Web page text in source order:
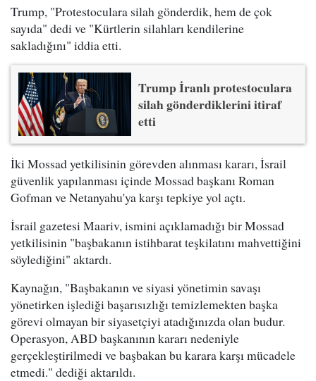
Trump, "Protestoculara silah gönderdik, hem de çok
sayıda" dedi ve "Kürtlerin silahları kendilerine
sakladığını" iddia etti.
Trump İranlı protestoculara
silah gönderdiklerini itiraf
etti
İki Mossad yetkilisinin görevden alınması kararı, İsrail
güvenlik yapılanması içinde Mossad başkanı Roman
Gofman ve Netanyahu'ya karşı tepkiye yol açtı.
İsrail gazetesi Maariv, ismini açıklamadığı bir Mossad
yetkilisinin "başbakanın istihbarat teşkilatını mahvettiğini
söylediğini" aktardı.
Kaynağın, "Başbakanın ve siyasi yönetimin savaşı
yönetirken işlediği başarısızlığı temizlemekten başka
görevi olmayan bir siyasetçiyi atadığınızda olan budur.
Operasyon, ABD başkanının kararı nedeniyle
gerçekleştirilmedi ve başbakan bu karara karşı mücadele
etmedi." dediği aktarıldı.